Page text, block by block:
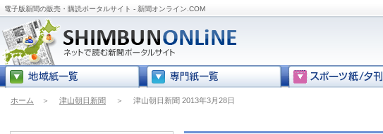
電子版新聞の販売・購読ポータルサイト - 新聞オンライン.COM
ホーム ＞ 津山朝日新聞 ＞ 津山朝日新聞 2013年3月28日